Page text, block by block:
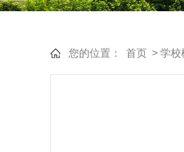
您的位置： 首页 > 学校